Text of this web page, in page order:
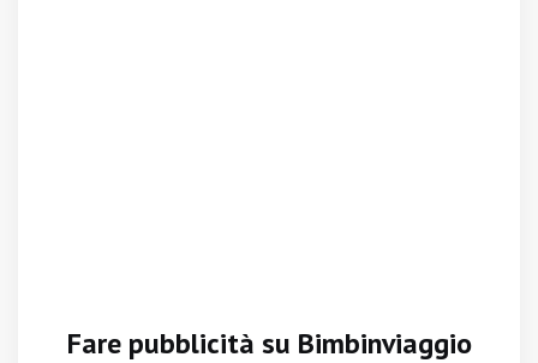
Fare pubblicità su Bimbinviaggio